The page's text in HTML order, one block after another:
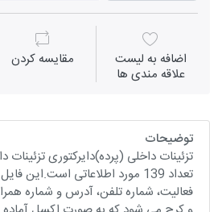
اضافه به لیست
علاقه مندی ها
مقايسه كردن
توضیحات
تزئینات داخلی (پرده)دایرکتوری تزئینات
تعداد 139 مورد اطلاعاتی
فعالیت، شماره تلفن، آدرس و شماره